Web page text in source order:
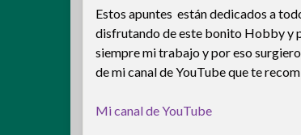
Estos apuntes están dedicados a
disfrutando de este bonito Hobby y
siempre mi trabajo y por eso
de mi canal de YouTube que te
Mi canal de YouTube